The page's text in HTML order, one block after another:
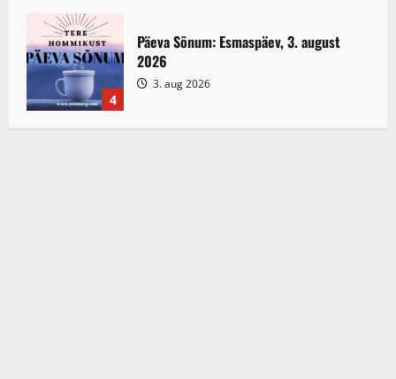
4
Päeva Sõnum: Esmaspäev, 3. august
2026
3. aug 2026